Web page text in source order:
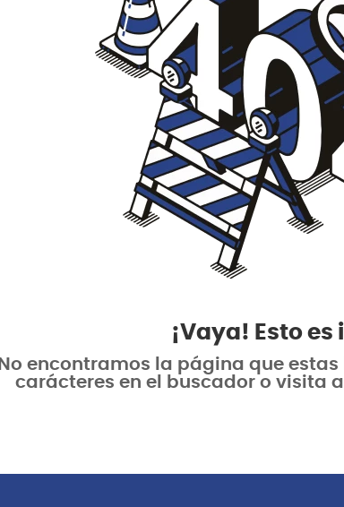
¡Vaya! Esto
No encontramos la página que
carácteres en el buscador o visita